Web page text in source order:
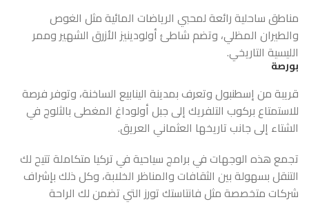
مناطق ساحلية رائعة لمحبي الرياضات المائية مثل الغوص
والطيران المظلي، وتضم شاطئ أولودينيز الأزرق الشهير وممر
الليسية التاريخي.
بورصة
قريبة من إسطنبول وتعرف بمدينة الينابيع الساخنة، وتوفر فرصة
للاستمتاع بركوب التلفريك إلى جبل أولوداغ المغطى بالثلوج في
الشتاء إلى جانب تاريخها العثماني العريق.
تجمع هذه الوجهات في برامج سياحية في تركيا متكاملة تتيح لك
التنقل بسهولة بين الثقافات والمناظر الخلابة، وكل ذلك بإشراف
شركات متخصصة مثل فانتاستك تورز التي تضمن لك الراحة